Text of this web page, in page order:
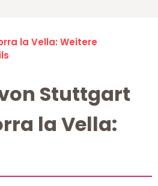
la Vella: Weitere
Stuttgart
la Vella: